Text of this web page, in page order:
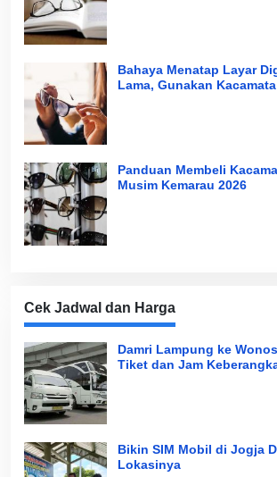
Bahaya Menatap Layar
Lama, Gunakan Kacamata
Panduan Membeli
Musim Kemarau 2026
Cek Jadwal dan Harga
Damri Lampung ke
Tiket dan Jam
Bikin SIM Mobil di Jogja
Lokasinya